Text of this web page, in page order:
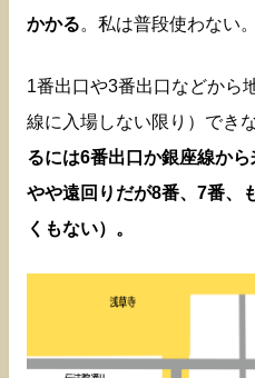
かかる。私は普段使わない。
1番出口や3番出口などから
線に入場しない限り）でき
るには6番出口か銀座線か
やや遠回りだが8番、7番、
くもない）。